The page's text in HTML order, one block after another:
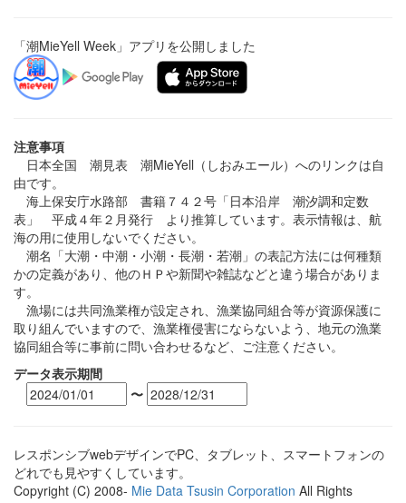
「潮MieYell Week」アプリを公開しました
注意事項
日本全国 潮見表 潮MieYell（しおみエール）へのリンクは自
由です。
海上保安庁水路部 書籍７４２号「日本沿岸 潮汐調和定数
表」 平成４年２月発行 より推算しています。表示情報は、航
海の用に使用しないでください。
潮名「大潮・中潮・小潮・長潮・若潮」の表記方法には何種類
かの定義があり、他のＨＰや新聞や雑誌などと違う場合がありま
す。
漁場には共同漁業権が設定され、漁業協同組合等が資源保護に
取り組んでいますので、漁業権侵害にならないよう、地元の漁業
協同組合等に事前に問い合わせるなど、ご注意ください。
データ表示期間
〜
レスポンシブwebデザインでPC、タブレット、スマートフォンの
どれでも見やすくしています。
Copyright (C) 2008- Mie Data Tsusin Corporation All Rights